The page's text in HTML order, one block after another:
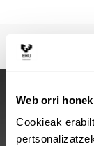
Web orri
Cookieak